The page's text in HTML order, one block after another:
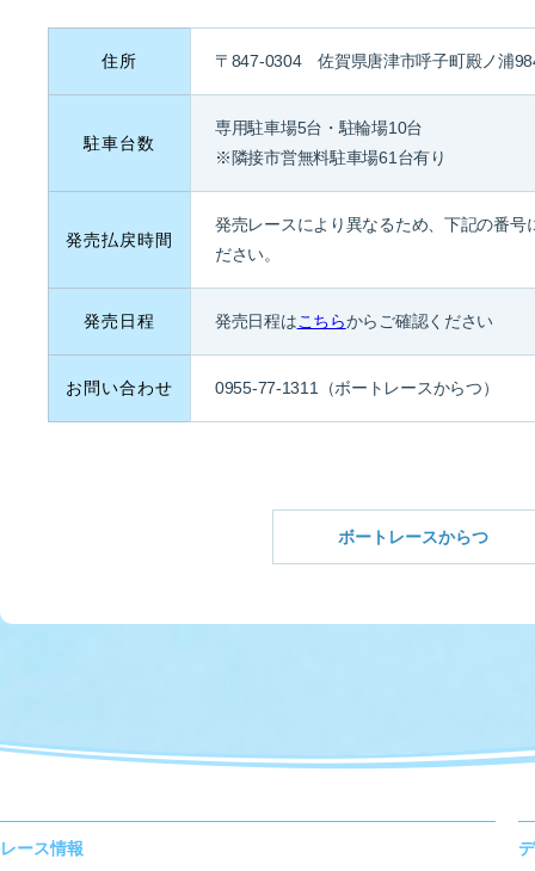
住所 〒847-0304 佐賀県唐津市呼子町殿ノ浦
駐車台数
専用駐車場5台・駐輪場10台
※隣接市営無料駐車場61台有り
発売払戻時間
発売レースにより異なるため、下記の番号
ださい。
発売日程 発売日程はこちらからご確認ください
お問い合わせ 0955-77-1311（ボートレースからつ）
ボートレースからつ
レース情報